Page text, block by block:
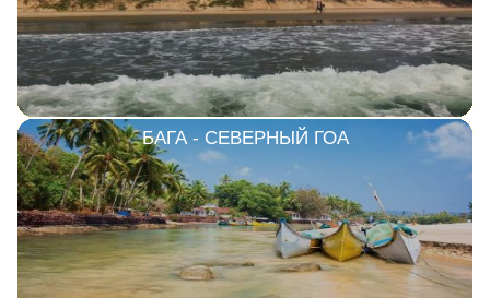
БАГА - СЕВЕРНЫЙ ГОА